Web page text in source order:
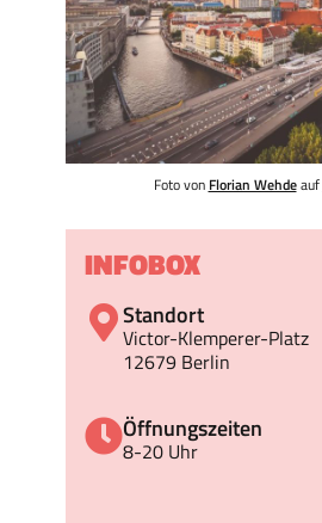
Foto von Florian Wehdeauf
INFOBOX
Standort
Victor-Klemperer-Platz
12679 Berlin
Öffnungszeiten
8-20 Uhr